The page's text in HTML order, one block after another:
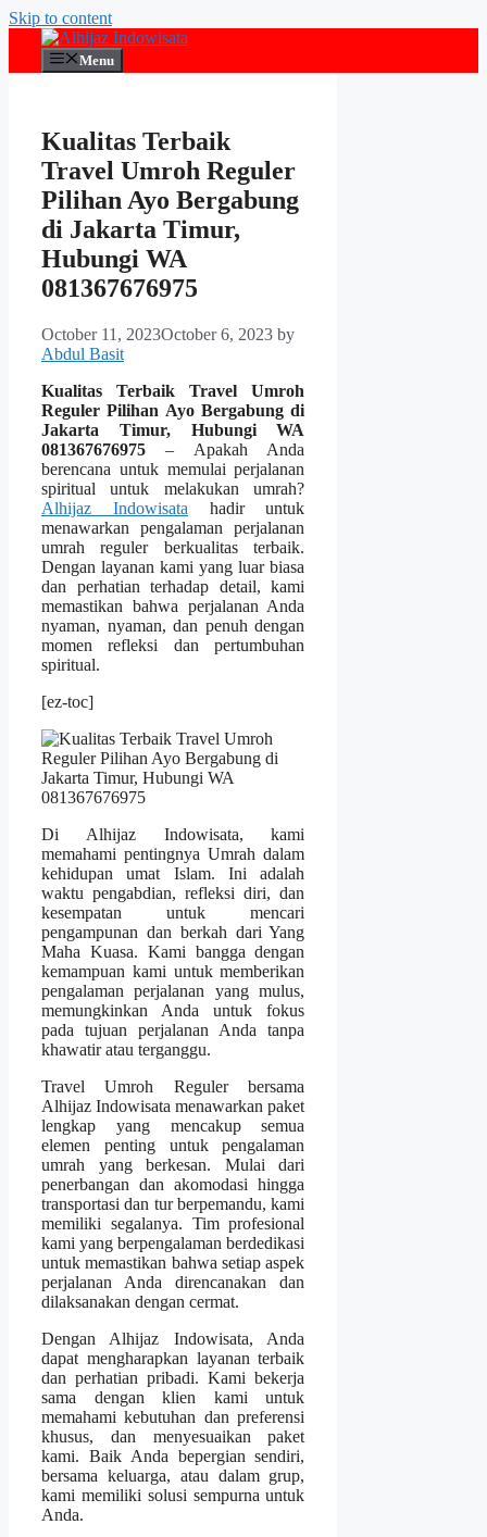
Skip to content
Menu
Kualitas Terbaik
Travel Umroh Reguler
Pilihan Ayo Bergabung
di Jakarta Timur,
Hubungi WA
081367676975
October 11, 2023October 6, 2023 by
Abdul Basit
Kualitas Terbaik Travel Umroh
Reguler Pilihan Ayo Bergabung di
Jakarta Timur, Hubungi WA
081367676975 – Apakah Anda
berencana untuk memulai perjalanan
spiritual untuk melakukan umrah?
Alhijaz Indowisata hadir untuk
menawarkan pengalaman perjalanan
umrah reguler berkualitas terbaik.
Dengan layanan kami yang luar biasa
dan perhatian terhadap detail, kami
memastikan bahwa perjalanan Anda
nyaman, nyaman, dan penuh dengan
momen refleksi dan pertumbuhan
spiritual.
[ez-toc]
Di Alhijaz Indowisata, kami
memahami pentingnya Umrah dalam
kehidupan umat Islam. Ini adalah
waktu pengabdian, refleksi diri, dan
kesempatan untuk mencari
pengampunan dan berkah dari Yang
Maha Kuasa. Kami bangga dengan
kemampuan kami untuk memberikan
pengalaman perjalanan yang mulus,
memungkinkan Anda untuk fokus
pada tujuan perjalanan Anda tanpa
khawatir atau terganggu.
Travel Umroh Reguler bersama
Alhijaz Indowisata menawarkan paket
lengkap yang mencakup semua
elemen penting untuk pengalaman
umrah yang berkesan. Mulai dari
penerbangan dan akomodasi hingga
transportasi dan tur berpemandu, kami
memiliki segalanya. Tim profesional
kami yang berpengalaman berdedikasi
untuk memastikan bahwa setiap aspek
perjalanan Anda direncanakan dan
dilaksanakan dengan cermat.
Dengan Alhijaz Indowisata, Anda
dapat mengharapkan layanan terbaik
dan perhatian pribadi. Kami bekerja
sama dengan klien kami untuk
memahami kebutuhan dan preferensi
khusus, dan menyesuaikan paket
kami. Baik Anda bepergian sendiri,
bersama keluarga, atau dalam grup,
kami memiliki solusi sempurna untuk
Anda.